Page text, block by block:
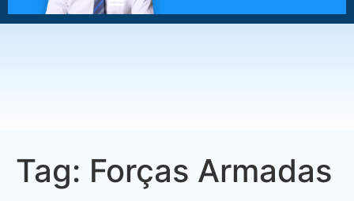
Tag: Forças Armadas